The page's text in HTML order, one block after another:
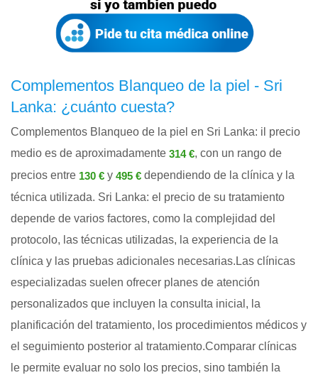
Complementos Blanqueo de la piel - Sri
Lanka: ¿cuánto cuesta?
Complementos Blanqueo de la piel en Sri Lanka: il precio
medio es de aproximadamente 314 €, con un rango de
precios entre 130 € y 495 € dependiendo de la clínica y la
técnica utilizada. Sri Lanka: el precio de su tratamiento
depende de varios factores, como la complejidad del
protocolo, las técnicas utilizadas, la experiencia de la
clínica y las pruebas adicionales necesarias.Las clínicas
especializadas suelen ofrecer planes de atención
personalizados que incluyen la consulta inicial, la
planificación del tratamiento, los procedimientos médicos y
el seguimiento posterior al tratamiento.Comparar clínicas
le permite evaluar no solo los precios, sino también la